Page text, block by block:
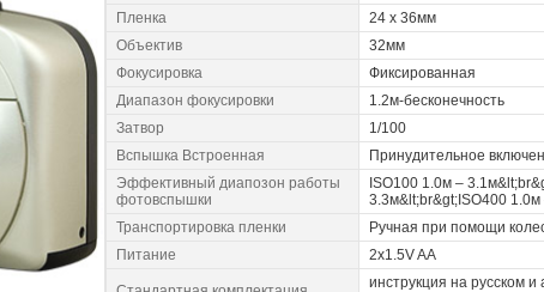
Пленка
24 х 36мм
Объектив
32мм
Фокусировка
Фиксированная
Диапазон фокусировки
1.2м-бесконечность
Затвор
1/100
Вспышка Встроенная
Принудительное
Эффективный диапозон работы
фотовспышки
ISO100 1.0м –
3.3м&lt;br&gt;ISO400
Транспортировка пленки
Ручная при помощи
Питание
2х1.5V AA
инструкция на русском и